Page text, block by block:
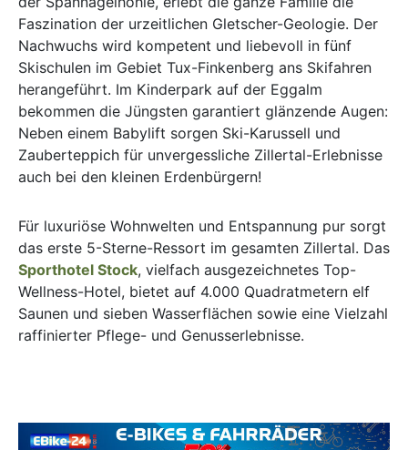
Faszination der urzeitlichen Gletscher-Geologie. Der
Nachwuchs wird kompetent und liebevoll in fünf
Skischulen im Gebiet Tux-Finkenberg ans Skifahren
herangeführt. Im Kinderpark auf der Eggalm
bekommen die Jüngsten garantiert glänzende Augen:
Neben einem Babylift sorgen Ski-Karussell und
Zauberteppich für unvergessliche Zillertal-Erlebnisse
auch bei den kleinen Erdenbürgern!
Für luxuriöse Wohnwelten und Entspannung pur sorgt
das erste 5-Sterne-Ressort im gesamten Zillertal. Das
Sporthotel Stock, vielfach ausgezeichnetes Top-
Wellness-Hotel, bietet auf 4.000 Quadratmetern elf
Saunen und sieben Wasserflächen sowie eine Vielzahl
raffinierter Pflege- und Genusserlebnisse.